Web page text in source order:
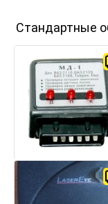
Стандартные